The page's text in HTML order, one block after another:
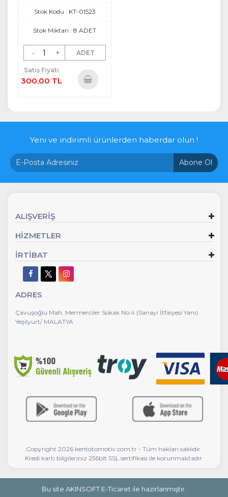
Stok Kodu : KT-01523
Stok Miktarı : 8 ADET
- + ADET
Satış Fiyatı
300,00 TL
Yeni ve indirimli ürünlerden haberdar olun !
Abone Ol
ALIŞVERİŞ
HİZMETLER
İRTİBAT
ADRES
Çavuşoğlu Mah. Mermerciler Sokak No:4 (Sanayi İtfaiyesi Yanı)
Yeşilyurt/ MALATYA
Copyright 2026 kentotomotiv.com.tr - Tüm hakları saklıdır.
Kredi kartı bilgileriniz 256bit SSL sertifikası ile korunmaktadır.
Bu site AKINSOFT E-Ticaret ile hazırlanmıştır.